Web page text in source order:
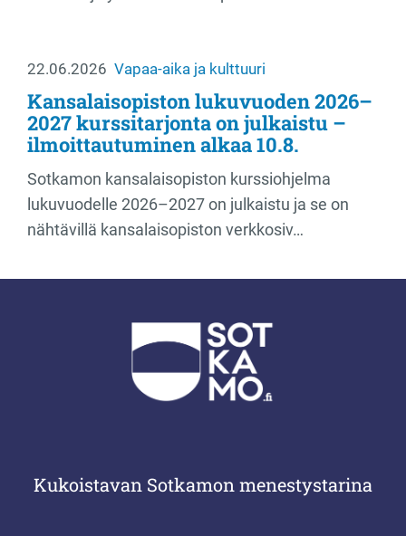
22.06.2026 Vapaa-aika ja kulttuuri
Kansalaisopiston lukuvuoden 2026–
2027 kurssitarjonta on julkaistu –
ilmoittautuminen alkaa 10.8.
Sotkamon kansalaisopiston kurssiohjelma
lukuvuodelle 2026–2027 on julkaistu ja se on
nähtävillä kansalaisopiston verkkosiv…
Kukoistavan Sotkamon menestystarina